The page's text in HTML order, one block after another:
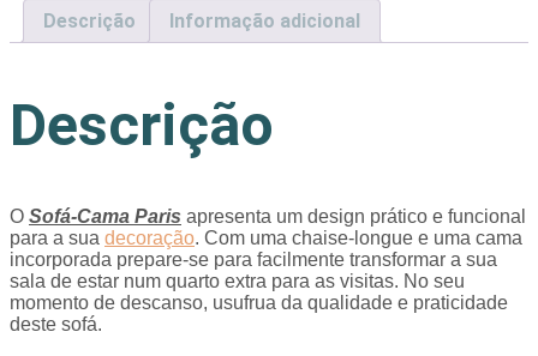
Descrição
Informação adicional
Descrição
O Sofá-Cama Paris apresenta um design prático e funcional
para a sua decoração. Com uma chaise-longue e uma cama
incorporada prepare-se para facilmente transformar a sua
sala de estar num quarto extra para as visitas. No seu
momento de descanso, usufrua da qualidade e praticidade
deste sofá.